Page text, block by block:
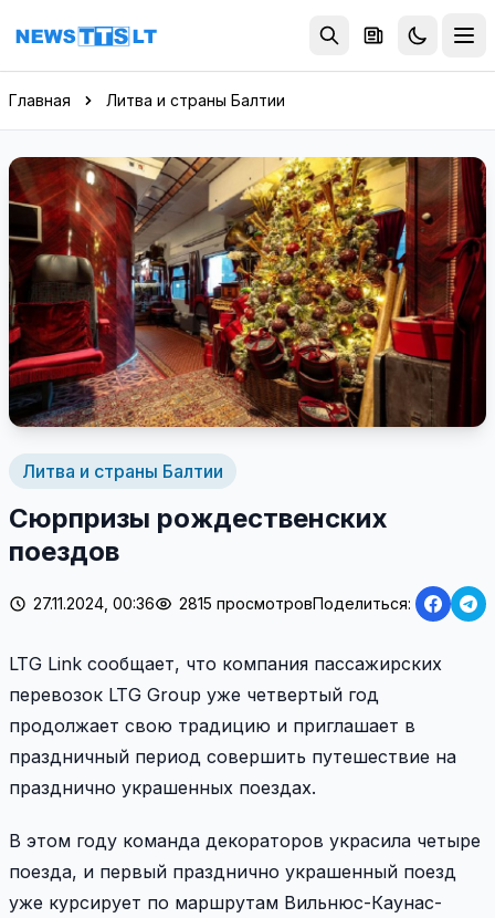
Перейти к содержимому
Главная Литва и страны Балтии
Литва и страны Балтии
Сюрпризы рождественских
поездов
27.11.2024, 00:36 2815 просмотровПоделиться:
LTG Link сообщает, что компания пассажирских
перевозок LTG Group уже четвертый год
продолжает свою традицию и приглашает в
праздничный период совершить путешествие на
празднично украшенных поездах.
В этом году команда декораторов украсила четыре
поезда, и первый празднично украшенный поезд
уже курсирует по маршрутам Вильнюс-Каунас-